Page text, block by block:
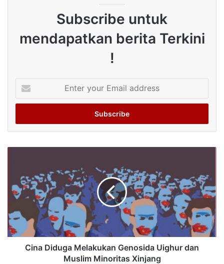
Subscribe untuk
mendapatkan berita Terkini
!
your
Email
Cina Diduga Melakukan Genosida Uighur dan
Muslim Minoritas Xinjang